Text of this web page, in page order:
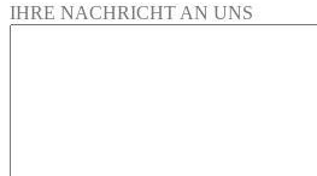
IHRE NACHRICHT AN UNS